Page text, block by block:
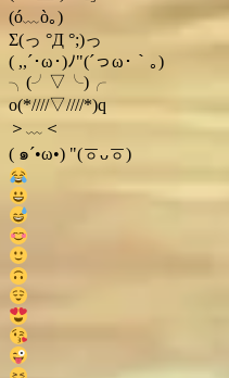
(ó﹏ò｡)
Σ(っ °Д °;)っ
( ,,´･ω･)ﾉ"(´っω･｀｡)
╮(╯▽╰)╭
o(*////▽////*)q
＞﹏＜
( ๑´•ω•) "(ㆆᴗㆆ)